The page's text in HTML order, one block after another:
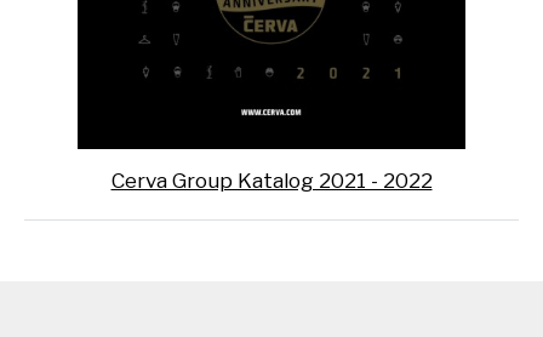
Cerva Group Katalog 2021 - 2022